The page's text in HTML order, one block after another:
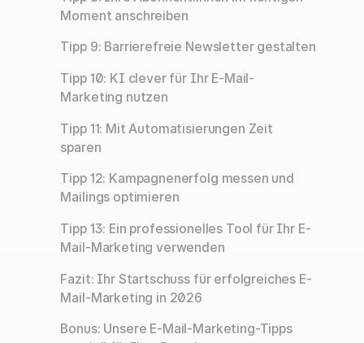
Moment anschreiben
Tipp 9: Barrierefreie Newsletter gestalten
Tipp 10: KI clever für Ihr E-Mail-
Marketing nutzen
Tipp 11: Mit Automatisierungen Zeit
sparen
Tipp 12: Kampagnenerfolg messen und
Mailings optimieren
Tipp 13: Ein professionelles Tool für Ihr E-
Mail-Marketing verwenden
Fazit: Ihr Startschuss für erfolgreiches E-
Mail-Marketing in 2026
Bonus: Unsere E-Mail-Marketing-Tipps